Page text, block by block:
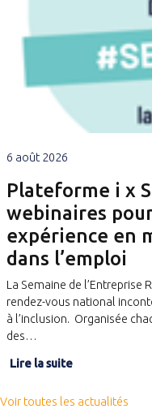
6 août 2026
Plateforme i x
webinaires
expérience en
dans l’emploi
La Semaine de l’Entreprise
rendez-vous national
à l’inclusion. Organisée
des…
Lire la suite
Voir toutes les actualités